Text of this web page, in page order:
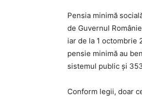
Pensia minimă
de Guvernul
iar de la 1 octombrie
pensie minimă au
sistemul public și
Conform legii, doar